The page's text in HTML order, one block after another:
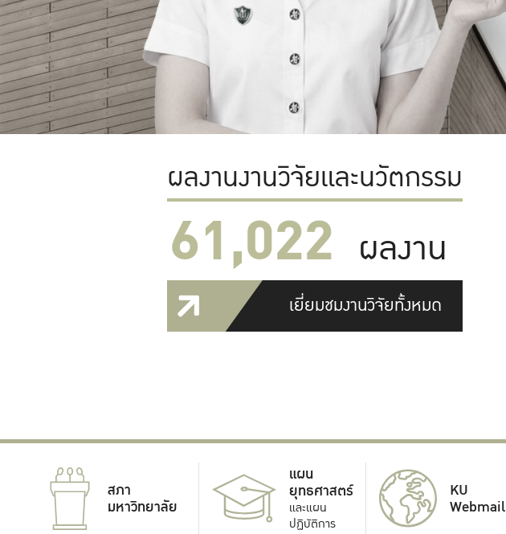
ผลงานงานวิจัยและนวัตกรรม
61,022 ผลงาน
เยี่ยมชมงานวิจัยทั้งหมด
สภา
มหาวิทยาลัย
แผน
ยุทธศาสตร์
และแผน
ปฏิบัติการ
KU
Webmail